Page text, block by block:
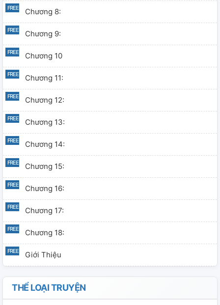
Chương 8:
Chương 9:
Chương 10
Chương 11:
Chương 12:
Chương 13:
Chương 14:
Chương 15:
Chương 16:
Chương 17:
Chương 18:
Giới Thiệu
Chương 19:
Giới Thiệu Người Mới!!
THỂ LOẠI TRUYỆN